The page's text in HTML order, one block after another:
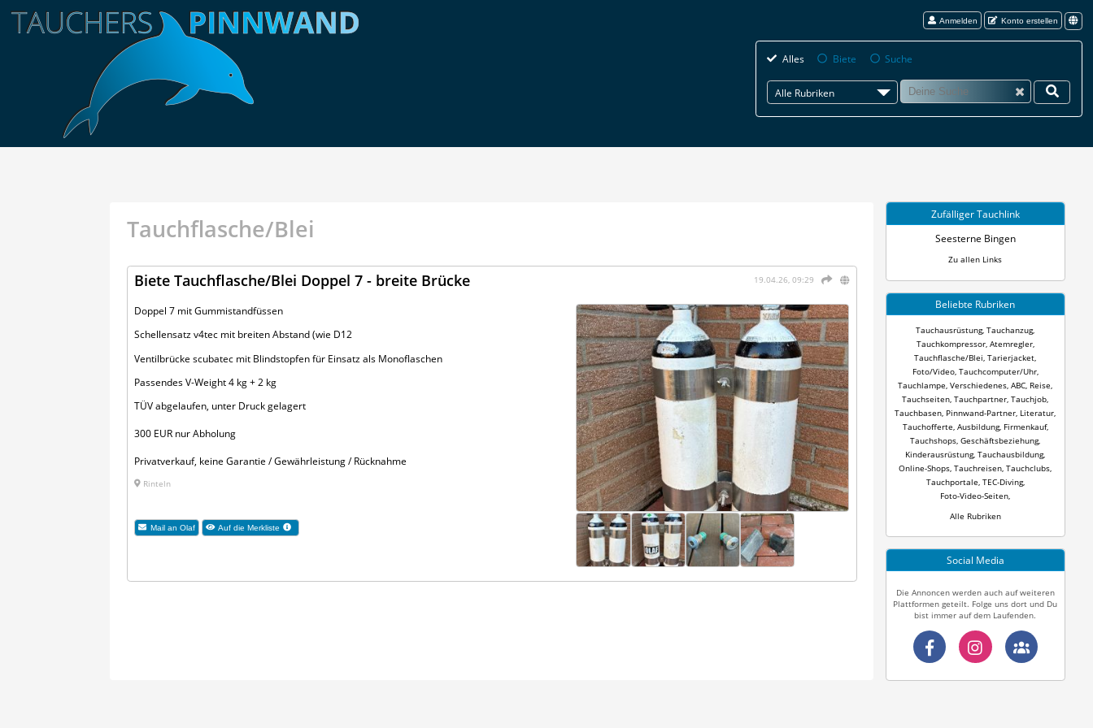
Anmelden Konto erstellen
Alles Biete Suche
Alle Rubriken
Tauchflasche/Blei
19.04.26, 09:29
Biete Tauchflasche/Blei Doppel 7 - breite Brücke
Doppel 7 mit Gummistandfüssen
Schellensatz v4tec mit breiten Abstand (wie D12
Ventilbrücke scubatec mit Blindstopfen für Einsatz als Monoflaschen
Passendes V-Weight 4 kg + 2 kg
TÜV abgelaufen, unter Druck gelagert
300 EUR nur Abholung
Privatverkauf, keine Garantie / Gewährleistung / Rücknahme
Rinteln
Mail an Olaf Auf die Merkliste
Zufälliger Tauchlink
Seesterne Bingen
Zu allen Links
Beliebte Rubriken
Tauchausrüstung, Tauchanzug,
Tauchkompressor, Atemregler,
Tauchflasche/Blei Tarierjacket
Foto/Video, Tauchcomputer/Uhr,
Tauchlampe Verschiedenes ABC Reise
Tauchseiten Tauchpartner Tauchjob
Tauchbasen Pinnwand-Partner Literatur
Tauchofferte Ausbildung, Firmenkauf,
Tauchshops Geschäftsbeziehung,
Kinderausrüstung, Tauchausbildung,
Online-Shops Tauchreisen Tauchclubs
Tauchportale TEC-Diving,
Foto-Video-Seiten
Alle Rubriken
Social Media
Die Annoncen werden auch auf weiteren
Plattformen geteilt. Folge uns dort und Du
bist immer auf dem Laufenden.